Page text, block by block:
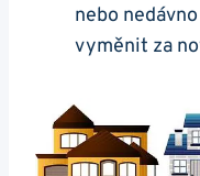
nebo
vyměnit za